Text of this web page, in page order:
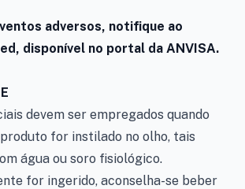
adversos, notifique ao
disponível no portal da ANVISA.
devem ser empregados quando
for instilado no olho, tais
água ou soro fisiológico.
for ingerido, aconselha-se beber